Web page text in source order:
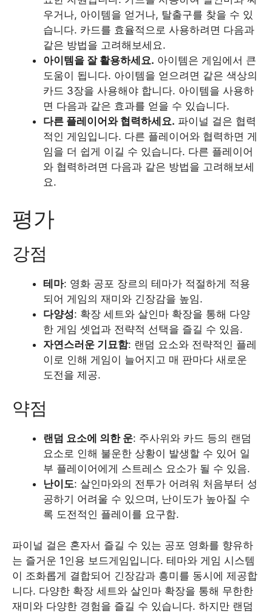
우거나, 아이템을 얻거나, 탈출구를 찾을 수 있
습니다. 카드를 효율적으로 사용하려면 다음과
같은 방법을 고려해보세요.
아이템을 잘 활용하세요. 아이템은 게임에서 큰
도움이 됩니다. 아이템을 얻으려면 같은 색상의
카드 3장을 사용해야 합니다. 아이템을 사용하
면 다음과 같은 효과를 얻을 수 있습니다.
다른 플레이어와 협력하세요. 파이널 걸은 협력
적인 게임입니다. 다른 플레이어와 협력하면 게
임을 더 쉽게 이길 수 있습니다. 다른 플레이어
와 협력하려면 다음과 같은 방법을 고려해보세
요.
평가
강점
테마: 영화 공포 장르의 테마가 적절하게 적용
되어 게임의 재미와 긴장감을 높임.
다양성: 확장 세트와 살인마 확장을 통해 다양
한 게임 셋업과 전략적 선택을 즐길 수 있음.
자연스러운 기묘함: 랜덤 요소와 전략적인 플레
이로 인해 게임이 늘어지고 매 판마다 새로운
도전을 제공.
약점
랜덤 요소에 의한 운: 주사위와 카드 등의 랜덤
요소로 인해 불운한 상황이 발생할 수 있어 일
부 플레이어에게 스트레스 요소가 될 수 있음.
난이도: 살인마와의 전투가 어려워 처음부터 성
공하기 어려울 수 있으며, 난이도가 높아질 수
록 도전적인 플레이를 요구함.
파이널 걸은 혼자서 즐길 수 있는 공포 영화를 향유하
는 즐거운 1인용 보드게임입니다. 테마와 게임 시스템
이 조화롭게 결합되어 긴장감과 흥미를 동시에 제공합
니다. 다양한 확장 세트와 살인마 확장을 통해 무한한
재미와 다양한 경험을 즐길 수 있습니다. 하지만 랜덤